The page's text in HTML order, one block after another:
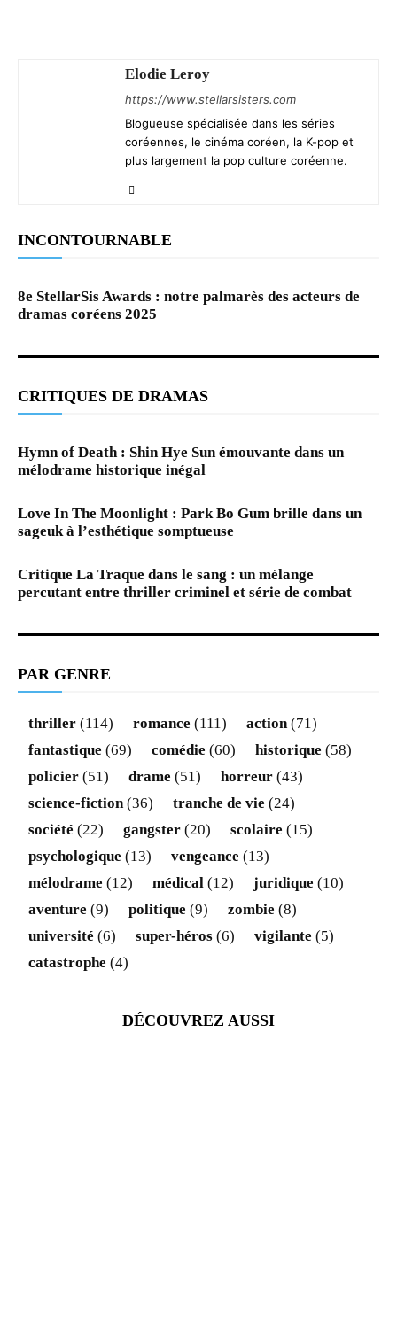
Elodie Leroy
https://www.stellarsisters.com
Blogueuse spécialisée dans les séries
coréennes, le cinéma coréen, la K-pop et
plus largement la pop culture coréenne.
INCONTOURNABLE
8e StellarSis Awards : notre palmarès des acteurs de
dramas coréens 2025
CRITIQUES DE DRAMAS
Hymn of Death : Shin Hye Sun émouvante dans un
mélodrame historique inégal
Love In The Moonlight : Park Bo Gum brille dans un
sageuk à l’esthétique somptueuse
Critique La Traque dans le sang : un mélange
percutant entre thriller criminel et série de combat
PAR GENRE
thriller (114) romance (111) action (71)
fantastique (69) comédie (60) historique (58)
policier (51) drame (51) horreur (43)
science-fiction (36) tranche de vie (24)
société (22) gangster (20) scolaire (15)
psychologique (13) vengeance (13)
mélodrame (12) médical (12) juridique (10)
aventure (9) politique (9) zombie (8)
université (6) super-héros (6) vigilante (5)
catastrophe (4)
DÉCOUVREZ AUSSI